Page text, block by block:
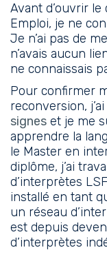
Avant d’ouvrir
Emploi, je ne
Je n’ai pas de
n’avais aucun
ne connaissais
Pour confirmer
reconversion,
signes et je me
apprendre la
le Master en
diplôme, j’ai
d’interprètes
installé en tant
un réseau
est depuis
d’interprètes